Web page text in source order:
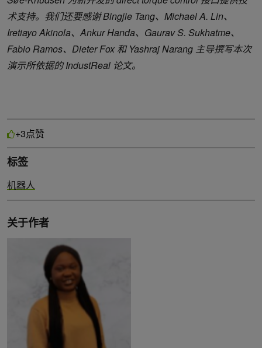
术支持。我们还要感谢 Bingjie Tang、Michael A. Lin、
Iretiayo Akinola、Ankur Handa、Gaurav S. Sukhatme、
Fabio Ramos、Dieter Fox 和 Yashraj Narang 主导撰写本次
演示所依据的 IndustReal 论文。
+3点赞
标签
机器人
关于作者